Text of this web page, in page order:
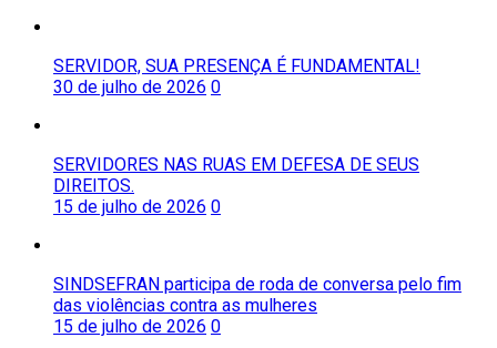
SERVIDOR, SUA PRESENÇA É FUNDAMENTAL!
30 de julho de 2026 0
SERVIDORES NAS RUAS EM DEFESA DE SEUS
DIREITOS.
15 de julho de 2026 0
SINDSEFRAN participa de roda de conversa pelo fim
das violências contra as mulheres
15 de julho de 2026 0